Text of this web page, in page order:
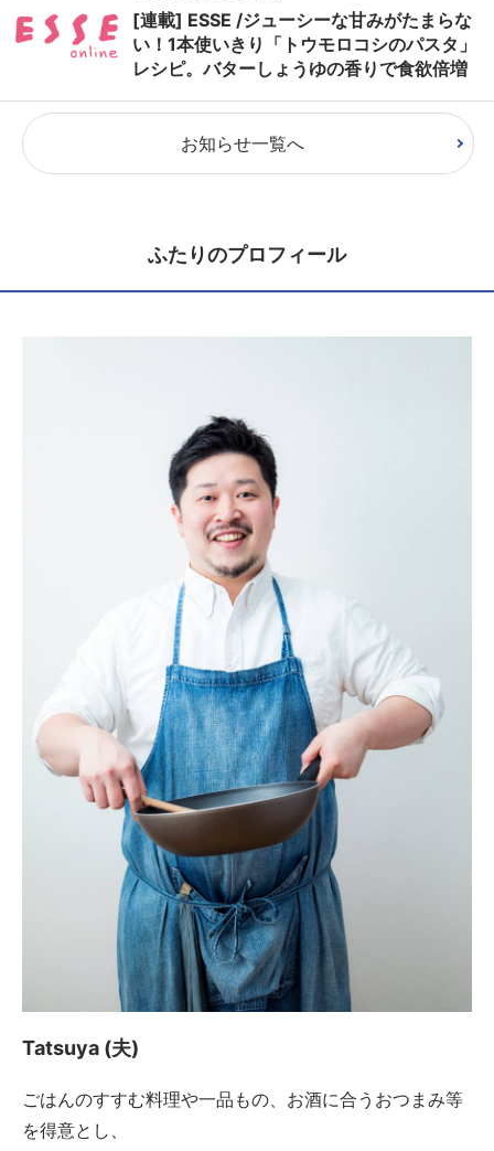
[連載] ESSE /ジューシーな甘みがたまらな
い！1本使いきり「トウモロコシのパスタ」
レシピ。バターしょうゆの香りで食欲倍増
お知らせ一覧へ
ふたりのプロフィール
Tatsuya (夫)
ごはんのすすむ料理や一品もの、お酒に合うおつまみ等
を得意とし、